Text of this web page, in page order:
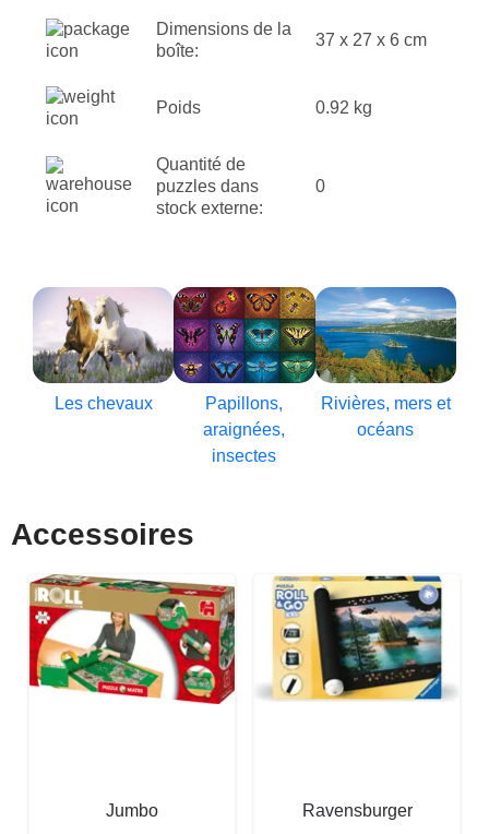
Dimensions de la
boîte:
37 x 27 x 6 cm
Poids 0.92 kg
Quantité de
puzzles dans
stock externe:
0
Les chevaux
Papillons,
araignées,
insectes
Rivières, mers et
océans
Accessoires
Jumbo
Ravensburger